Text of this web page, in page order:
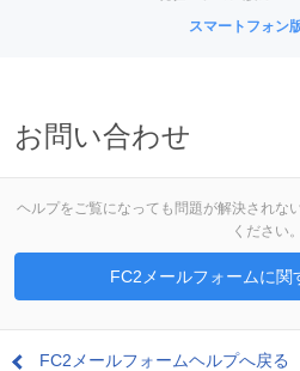
スマートフォン
お問い合わせ
ヘルプをご覧になっても問題が解決されな
ください。
FC2メールフォームに関
FC2メールフォームヘルプへ戻る